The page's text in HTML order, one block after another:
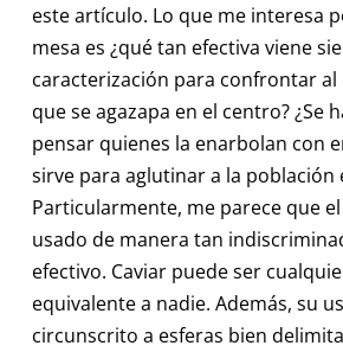
este artículo. Lo que me interesa
mesa es ¿qué tan efectiva viene
caracterización para confrontar
que se agazapa en el centro? ¿Se
pensar quienes la enarbolan con
sirve para aglutinar a la población
Particularmente, me parece que
usado de manera tan
efectivo. Caviar puede ser
equivalente a nadie. Además, su
circunscrito a esferas bien